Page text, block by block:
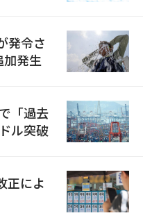
発令さ
加発生
「過去
ル突破
正によ